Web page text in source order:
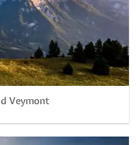
Veymont